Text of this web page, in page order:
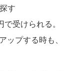
す
受けられる。
プする時も、